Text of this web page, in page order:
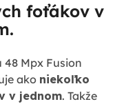
foťákov v
48 Mpx Fusion
ako niekoľko
v jednom. Takže